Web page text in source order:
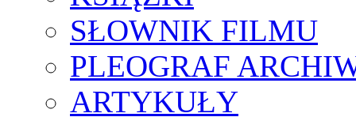
SŁOWNIK FILMU
PLEOGRAF
ARTYKUŁY